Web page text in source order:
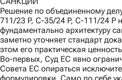
Решение по объединенному
711/23 P, C-35/24 P, C-111/24 P
фундаментально архитектуру
заметно уточняет стандарт
этом его практическая
Во-первых, Суд ЕС явно
Совета ЕС опираться